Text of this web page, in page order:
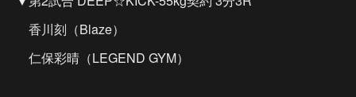
香川刻（Blaze）
仁保彩晴（LEGEND GYM）